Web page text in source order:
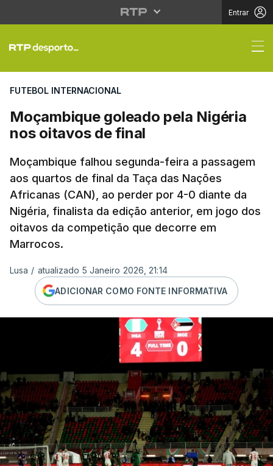
Entrar
Moçambique goleado
FUTEBOL INTERNACIONAL
Moçambique goleado pela Nigéria
nos oitavos de final
Moçambique falhou segunda-feira a passagem
aos quartos de final da Taça das Nações
Africanas (CAN), ao perder por 4-0 diante da
Nigéria, finalista da edição anterior, em jogo dos
oitavos da competição que decorre em
Marrocos.
Lusa / atualizado 5 Janeiro 2026, 21:14
ADICIONAR COMO FONTE INFORMATIVA